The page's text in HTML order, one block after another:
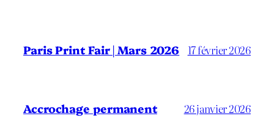
Paris Print Fair | Mars 2026 17 février 2026
Accrochage permanent 26 janvier 2026